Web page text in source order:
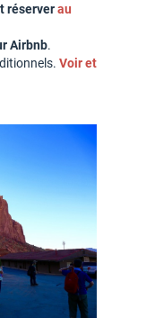
réserverau
Airbnb.
Voir et